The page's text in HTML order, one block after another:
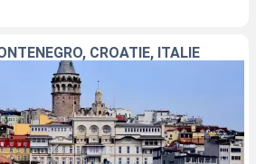
CROATIE, ITALIE